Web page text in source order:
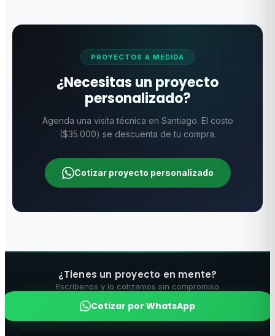
$204.150.$136.100.
$355.000.
PROYECTOS A MEDIDA
¿Necesitas un proyecto
personalizado?
Agenda una visita técnica en Santiago. El costo
($35.000) se descuenta de tu compra.
Cotizar proyecto personalizado
¿Tienes un proyecto en mente?
Escríbenos y lo cotizamos sin compromiso
Cotizar por WhatsApp